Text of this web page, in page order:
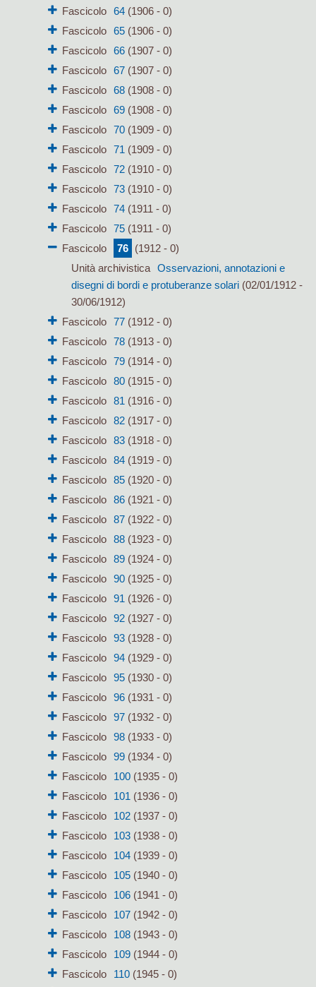
Fascicolo 64(1906 - 0)
Fascicolo
65(1906 - 0)
Fascicolo
66(1907 - 0)
Fascicolo
67(1907 - 0)
Fascicolo
68(1908 - 0)
Fascicolo
69(1908 - 0)
Fascicolo
70(1909 - 0)
Fascicolo
71 (1909 - 0)
Fascicolo
72(1910 - 0)
Fascicolo
73(1910 - 0)
Fascicolo
74(1911 - 0)
Fascicolo
75(1911 - 0)
Fascicolo
76
(1912 - 0)
Unità archivistica Osservazioni, annotazioni e
disegni di bordi e protuberanze solari(02/01/1912 -
30/06/1912)
Fascicolo
77(1912 - 0)
Fascicolo
78(1913 - 0)
Fascicolo
79(1914 - 0)
Fascicolo
80(1915 - 0)
Fascicolo
81 (1916 - 0)
Fascicolo
82(1917 - 0)
Fascicolo
83(1918 - 0)
Fascicolo
84(1919 - 0)
Fascicolo
85(1920 - 0)
Fascicolo
86(1921 - 0)
Fascicolo
87(1922 - 0)
Fascicolo
88(1923 - 0)
Fascicolo
89(1924 - 0)
Fascicolo
90(1925 - 0)
Fascicolo
91 (1926 - 0)
Fascicolo
92(1927 - 0)
Fascicolo
93(1928 - 0)
Fascicolo
94(1929 - 0)
Fascicolo
95(1930 - 0)
Fascicolo
96(1931 - 0)
Fascicolo
97(1932 - 0)
Fascicolo
98(1933 - 0)
Fascicolo
99(1934 - 0)
Fascicolo
100(1935 - 0)
Fascicolo
101 (1936 - 0)
Fascicolo
102(1937 - 0)
Fascicolo
103(1938 - 0)
Fascicolo
104(1939 - 0)
Fascicolo
105(1940 - 0)
Fascicolo
106(1941 - 0)
Fascicolo
107(1942 - 0)
Fascicolo
108(1943 - 0)
Fascicolo
109(1944 - 0)
Fascicolo
110(1945 - 0)